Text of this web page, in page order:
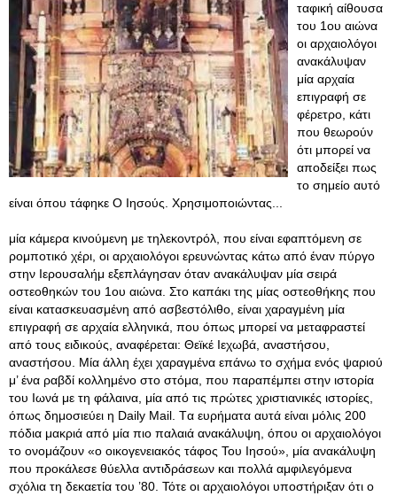
ταφική αίθουσα
του 1ου αιώνα
οι αρχαιολόγοι
ανακάλυψαν
μία αρχαία
επιγραφή σε
φέρετρο, κάτι
που θεωρούν
ότι μπορεί να
αποδείξει πως
το σημείο αυτό
είναι όπου τάφηκε Ο Ιησούς. Χρησιμοποιώντας...
μία κάμερα κινούμενη με τηλεκοντρόλ, που είναι εφαπτόμενη σε
ρομποτικό χέρι, οι αρχαιολόγοι ερευνώντας κάτω από έναν πύργο
στην Ιερουσαλήμ εξεπλάγησαν όταν ανακάλυψαν μία σειρά
οστεοθηκών του 1ου αιώνα. Στο καπάκι της μίας οστεοθήκης που
είναι κατασκευασμένη από ασβεστόλιθο, είναι χαραγμένη μία
επιγραφή σε αρχαία ελληνικά, που όπως μπορεί να μεταφραστεί
από τους ειδικούς, αναφέρεται: Θεϊκέ Ιεχωβά, αναστήσου,
αναστήσου. Μία άλλη έχει χαραγμένα επάνω το σχήμα ενός ψαριού
μ’ ένα ραβδί κολλημένο στο στόμα, που παραπέμπει στην ιστορία
του Ιωνά με τη φάλαινα, μία από τις πρώτες χριστιανικές ιστορίες,
όπως δημοσιεύει η Daily Mail. Tα ευρήματα αυτά είναι μόλις 200
πόδια μακριά από μία πιο παλαιά ανακάλυψη, όπου οι αρχαιολόγοι
το ονομάζουν «ο οικογενειακός τάφος Του Ιησού», μία ανακάλυψη
που προκάλεσε θύελλα αντιδράσεων και πολλά αμφιλεγόμενα
σχόλια τη δεκαετία του ’80 . Τότε οι αρχαιολόγοι υποστήριξαν ότι ο